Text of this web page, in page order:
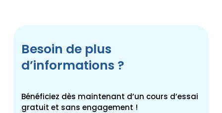
Besoin de plus
d’informations ?
Bénéficiez dès maintenant d’un cours d’essai
gratuit et sans engagement !